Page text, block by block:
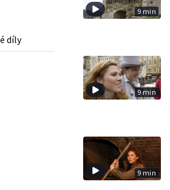
díly
9 min
9 min
9 min